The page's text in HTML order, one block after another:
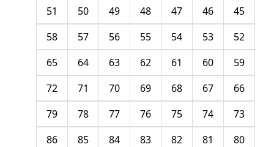
45
46
47
48
49
50
51
52
53
54
55
56
57
58
59
60
61
62
63
64
65
66
67
68
69
70
71
72
73
74
75
76
77
78
79
80
81
82
83
84
85
86